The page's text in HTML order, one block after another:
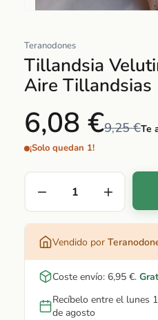
multimedia
1
en
una
ventana
modal
Teranodones
Tillandsia
Aire Tillandsias
6,08 €9,25 €Te
¡Solo quedan 1!
Vendido por
Coste envío: 6,95 €.
Recíbelo entre el lunes
de agosto